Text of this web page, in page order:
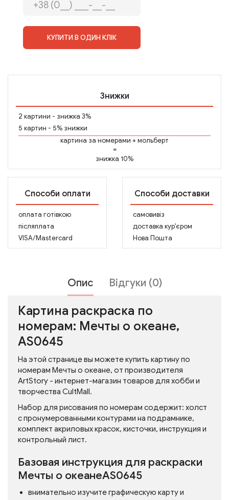
КУПИТИ В ОДИН КЛІК
Знижки
2 картини - знижка 3%
5 картин - 5% знижки
картина за номерами +мольберт
=
знижка 10%
Способи оплати
оплата готівкою
післяплата
VISA/Mastercard
Способи доставки
самовивіз
доставка кур'єром
Нова Пошта
Опис Відгуки (0)
Картина раскраска по
номерам: Мечты о океане,
AS0645
На этой странице вы можете купить картину по
номерам Мечты о океане, от производителя
ArtStory - интернет-магазин товаров для хобби и
творчества CultMall.
Набор для рисования по номерам содержит: холст
с пронумерованными контурами на подрамнике,
комплект акриловых красок, кисточки, инструкция и
контрольный лист.
Базовая инструкция для раскраски
Мечты о океанеAS0645
внимательно изучите графическую карту и